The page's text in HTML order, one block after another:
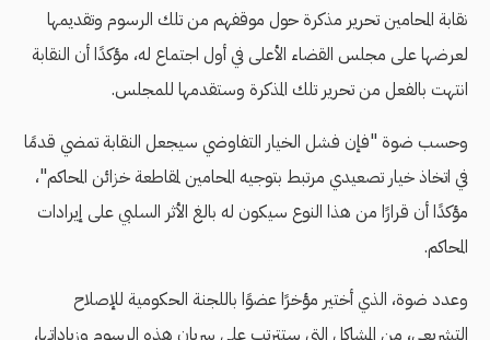
نقابة المحامين تحرير مذكرة حول موقفهم من تلك الرسوم وتقديمها
لعرضها على مجلس القضاء الأعلى في أول اجتماع له، مؤكدًا أن النقابة
انتهت بالفعل من تحرير تلك المذكرة وستقدمها للمجلس.
وحسب ضوة "فإن فشل الخيار التفاوضي سيجعل النقابة تمضي قدمًا
في اتخاذ خيار تصعيدي مرتبط بتوجيه المحامين لمقاطعة خزائن المحاكم"،
مؤكدًا أن قرارًا من هذا النوع سيكون له بالغ الأثر السلبي على إيرادات
المحاكم.
وعدد ضوة، الذي أختير مؤخرًا عضوًا باللجنة الحكومية للإصلاح
التشريعي، من المشاكل التي ستترتب على سريان هذه الرسوم وزياداتها،